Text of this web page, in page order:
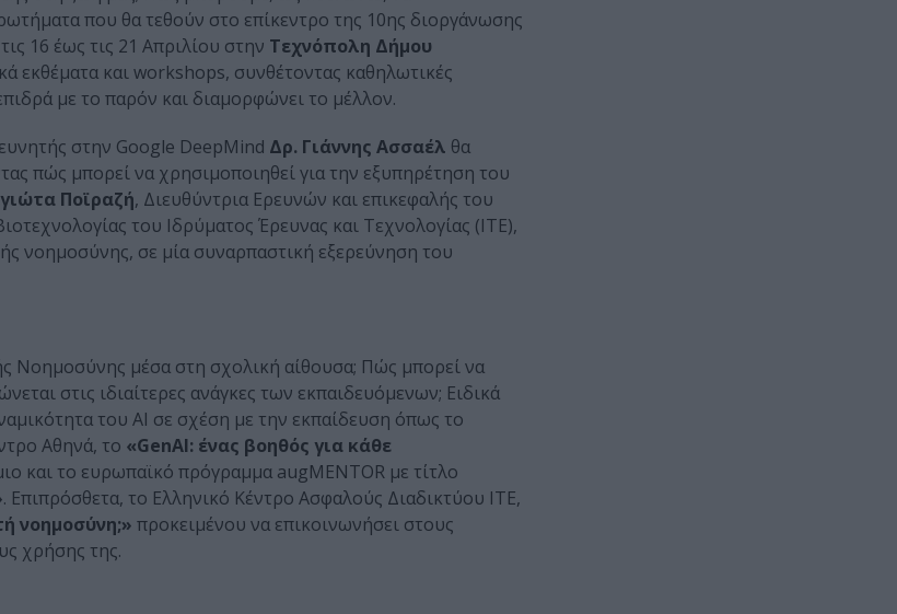
που θα τεθούν στο επίκεντρο της 10ης διοργάνωσης
16 έως τις 21 Απριλίου στην Τεχνόπολη Δήμου
εκθέματα και workshops, συνθέτοντας καθηλωτικές
με το παρόν και διαμορφώνει το μέλλον.
στην Google DeepMind Δρ. Γιάννης Ασσαέλ θα
πώς μπορεί να χρησιμοποιηθεί για την εξυπηρέτηση του
Ποϊραζή, Διευθύντρια Ερευνών και επικεφαλής του
του Ιδρύματος Έρευνας και Τεχνολογίας (ΙΤΕ),
νοημοσύνης, σε μία συναρπαστική εξερεύνηση του
Νοημοσύνης μέσα στη σχολική αίθουσα; Πώς μπορεί να
στις ιδιαίτερες ανάγκες των εκπαιδευόμενων; Ειδικά
του ΑΙ σε σχέση με την εκπαίδευση όπως το
Αθηνά, το «GenAI: ένας βοηθός για κάθε
και το ευρωπαϊκό πρόγραμμα augMENTOR με τίτλο
. Επιπρόσθετα, το Ελληνικό Κέντρο Ασφαλούς Διαδικτύου ΙΤΕ,
νοημοσύνη;» προκειμένου να επικοινωνήσει στους
χρήσης της.